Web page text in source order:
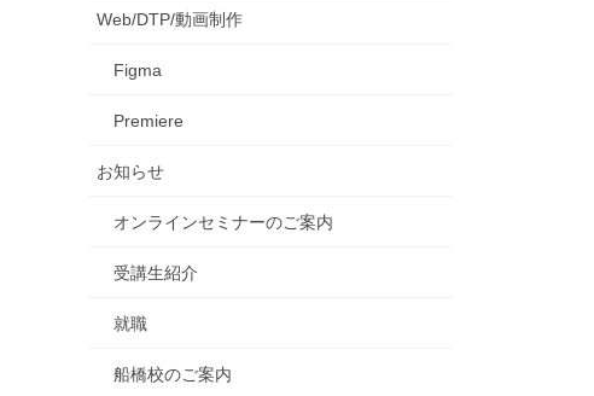
Web/DTP/動画制作
Figma
Premiere
お知らせ
オンラインセミナーのご案内
受講生紹介
就職
船橋校のご案内